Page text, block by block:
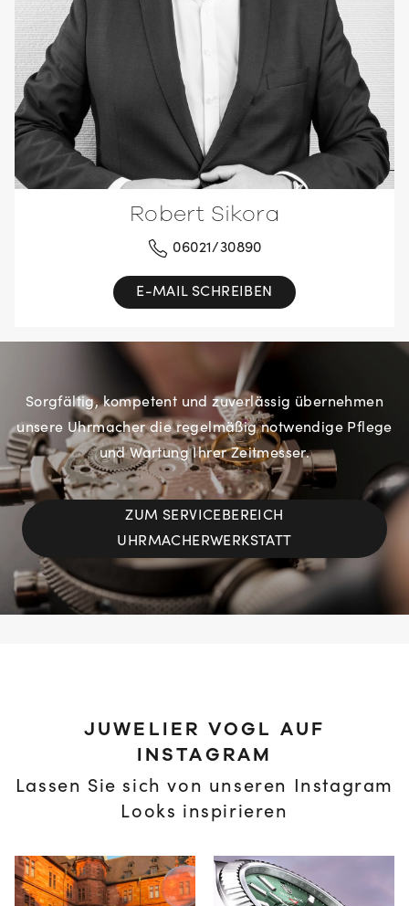
Robert Sikora
06021/30890
E-MAIL SCHREIBEN
Sorgfältig, kompetent und zuverlässig übernehmen
unsere Uhrmacher die regelmäßig notwendige Pflege
und Wartung Ihrer Zeitmesser.
ZUM SERVICEBEREICH
UHRMACHERWERKSTATT
JUWELIER VOGL AUF
INSTAGRAM
Lassen Sie sich von unseren Instagram
Looks inspirieren